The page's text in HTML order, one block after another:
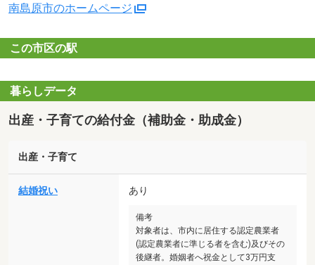
南島原市のホームページ
この市区の駅
暮らしデータ
出産・子育ての給付金（補助金・助成金）
出産・子育て
結婚祝い あり
備考
対象者は、市内に居住する認定農業者
(認定農業者に準じる者を含む)及びその
後継者。婚姻者へ祝金として3万円支